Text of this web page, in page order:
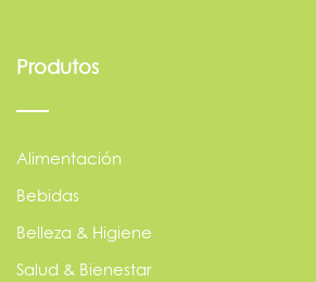
Produtos
Alimentación
Bebidas
Belleza & Higiene
Salud & Bienestar